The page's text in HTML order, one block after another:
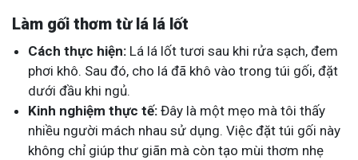
Làm gối thơm từ lá lá lốt
Cách thực hiện: Lá lá lốt tươi sau khi rửa sạch, đem
phơi khô. Sau đó, cho lá đã khô vào trong túi gối, đặt
dưới đầu khi ngủ.
Kinh nghiệm thực tế: Đây là một mẹo mà tôi thấy
nhiều người mách nhau sử dụng. Việc đặt túi gối này
không chỉ giúp thư giãn mà còn tạo mùi thơm nhẹ